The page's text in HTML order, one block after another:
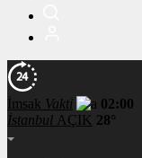
İmsak Vakti
02:00
İstanbul AÇIK 28°